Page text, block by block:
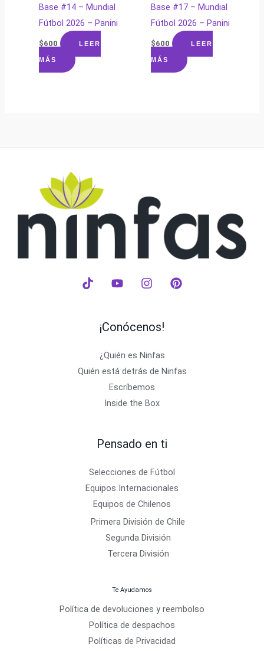
Base #14 – Mundial
Fútbol 2026 – Panini
$600 LEER
MÁS
Base #17 – Mundial
Fútbol 2026 – Panini
$600 LEER
MÁS
¡Conócenos!
¿Quién es Ninfas
Quién está detrás de Ninfas
Escríbemos
Inside the Box
Pensado en ti
Selecciones de Fútbol
Equipos Internacionales
Equipos de Chilenos
Primera División de Chile
Segunda División
Tercera División
Te Ayudamos
Política de devoluciones y reembolso
Política de despachos
Políticas de Privacidad